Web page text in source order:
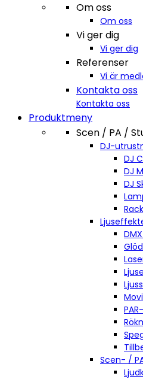
Om oss
Om oss
Vi ger dig
Vi ger dig
Referenser
Vi är
Kontakta oss
Kontakta oss
Produktmeny
Scen / PA /
DJ-
DJ
DJ
DJ
Scen- /